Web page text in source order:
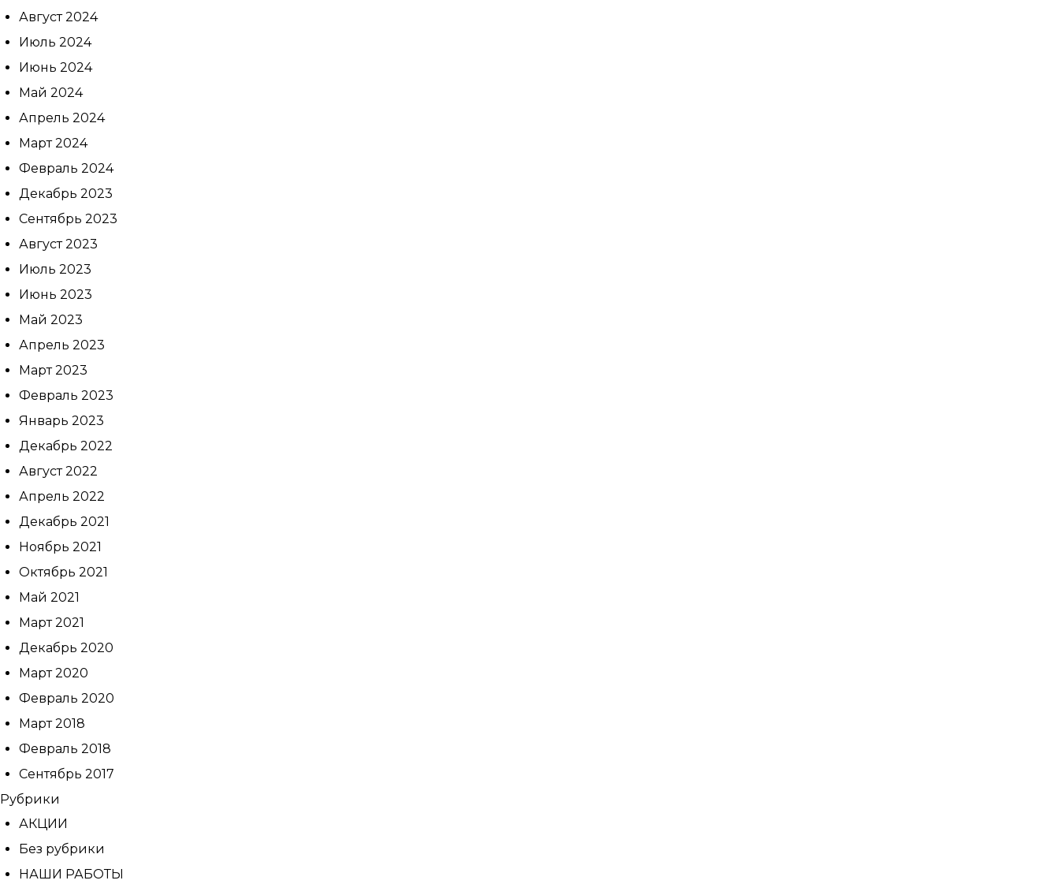
Август 2024
Июль 2024
Июнь 2024
Май 2024
Апрель 2024
Март 2024
Февраль 2024
Декабрь 2023
Сентябрь 2023
Август 2023
Июль 2023
Июнь 2023
Май 2023
Апрель 2023
Март 2023
Февраль 2023
Январь 2023
Декабрь 2022
Август 2022
Апрель 2022
Декабрь 2021
Ноябрь 2021
Октябрь 2021
Май 2021
Март 2021
Декабрь 2020
Март 2020
Февраль 2020
Март 2018
Февраль 2018
Сентябрь 2017
Рубрики
АКЦИИ
Без рубрики
НАШИ РАБОТЫ